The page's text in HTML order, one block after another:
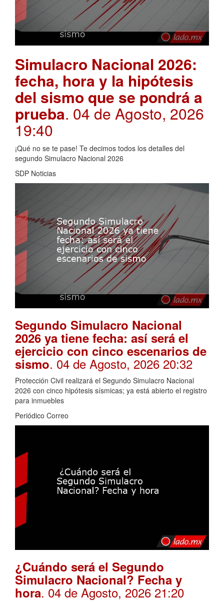
Simulacro Nacional 2026:
fecha, hora y la hipótesis
del sismo que se pondrá a
prueba. 04 de Agosto, 2026
19:40
¡Qué no se te pase! Te decimos todos los detalles del
segundo Simulacro Nacional 2026
SDP Noticias
Segundo Simulacro Nacional
2026 ya tiene fecha: así será el
ejercicio con cinco escenarios de
sismo. 04 de Agosto, 2026 20:32
Protección Civil realizará el Segundo Simulacro Nacional
2026 con cinco hipótesis sísmicas; ya está abierto el registro
para inmuebles
Periódico Correo
¿Cuándo será el Segundo
Simulacro Nacional? Fecha y
hora. 04 de Agosto, 2026 21:20